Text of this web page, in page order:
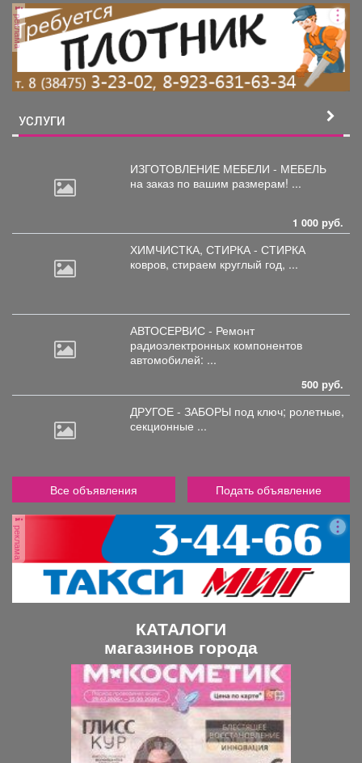
реклама
УСЛУГИ
ИЗГОТОВЛЕНИЕ МЕБЕЛИ - МЕБЕЛЬ
на заказ по вашим размерам! ...
1 000 руб.
ХИМЧИСТКА, СТИРКА - СТИРКА
ковров, стираем круглый год, ...
АВТОСЕРВИС - Ремонт
радиоэлектронных компонентов
автомобилей: ...
500 руб.
ДРУГОЕ - ЗАБОРЫ под ключ; ролетные,
секционные ...
Все объявления Подать объявление
реклама
КАТАЛОГИ
магазинов города